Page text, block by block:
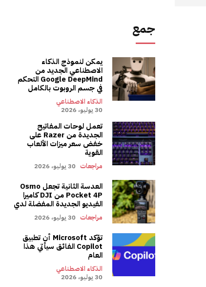
جمع
يمكن لنموذج الذكاء
الاصطناعي الجديد من
Google DeepMind التحكم
في جسم الروبوت بالكامل
الذكاء الاصطناعي
30 يوليو، 2026
تعمل لوحات المفاتيح
الجديدة من Razer على
خفض سعر ميزات الألعاب
القوية
مراجعات 30 يوليو، 2026
العدسة الثانية تجعل Osmo
Pocket 4P من DJI كاميرا
الفيديو الجديدة المفضلة لدي
مراجعات 30 يوليو، 2026
تؤكد Microsoft أن تطبيق
Copilot الفائق سيأتي هذا
العام
الذكاء الاصطناعي
30 يوليو، 2026